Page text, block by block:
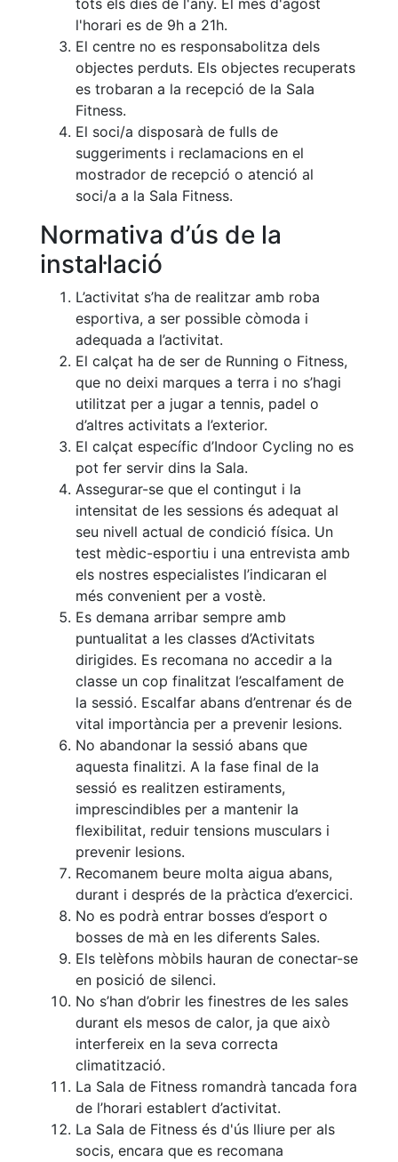
professionals
Competicions
Campionat
Social de
Tennis
Quadres
de Joc
Quadre
d'Honor
Històric
del
Campionat
Social
Fotos
Normativa
Pàdel
Escola de
Pàdel
Campionat
Social Pàdel
Quadres
Quadre
d'Honor
Històric
del
Campionat
Social
Normativa
Altres esports
Àrea social
Activitats
Socials
Sortides
culturals
Conferències
Inspirational
Talks
Calendari
d'Activitats
Socials
Jocs de taula
Penyes del
Club
Wellness
tots els dies de l'any. El mes d'agost
l'horari es de 9h a 21h.
El centre no es responsabolitza dels
objectes perduts. Els objectes recuperats
es trobaran a la recepció de la Sala
Fitness.
El soci/a disposarà de fulls de
suggeriments i reclamacions en el
mostrador de recepció o atenció al
soci/a a la Sala Fitness.
Normativa d’ús de la
instal·lació
L’activitat s’ha de realitzar amb roba
esportiva, a ser possible còmoda i
adequada a l’activitat.
El calçat ha de ser de Running o Fitness,
que no deixi marques a terra i no s’hagi
utilitzat per a jugar a tennis, padel o
d’altres activitats a l’exterior.
El calçat específic d’Indoor Cycling no es
pot fer servir dins la Sala.
Assegurar-se que el contingut i la
intensitat de les sessions és adequat al
seu nivell actual de condició física. Un
test mèdic-esportiu i una entrevista amb
els nostres especialistes l’indicaran el
més convenient per a vostè.
Es demana arribar sempre amb
puntualitat a les classes d’Activitats
dirigides. Es recomana no accedir a la
classe un cop finalitzat l’escalfament de
la sessió. Escalfar abans d’entrenar és de
vital importància per a prevenir lesions.
No abandonar la sessió abans que
aquesta finalitzi. A la fase final de la
sessió es realitzen estiraments,
imprescindibles per a mantenir la
flexibilitat, reduir tensions musculars i
prevenir lesions.
Recomanem beure molta aigua abans,
durant i després de la pràctica d’exercici.
No es podrà entrar bosses d’esport o
bosses de mà en les diferents Sales.
Els telèfons mòbils hauran de conectar-se
en posició de silenci.
No s’han d’obrir les finestres de les sales
durant els mesos de calor, ja que això
interfereix en la seva correcta
climatització.
La Sala de Fitness romandrà tancada fora
de l’horari establert d’activitat.
La Sala de Fitness és d'ús lliure per als
socis, encara que es recomana